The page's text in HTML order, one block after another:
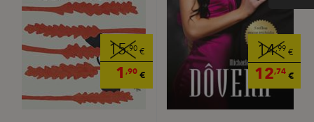
15,90 €
1 ,90 €
14,99 €
12,74€